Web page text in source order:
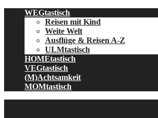
WEGtastisch
Reisen mit Kind
Weite Welt
Ausflüge & Reisen A-Z
ULMtastisch
HOMEtastisch
VEGtastisch
(M)Achtsamkeit
MOMtastisch